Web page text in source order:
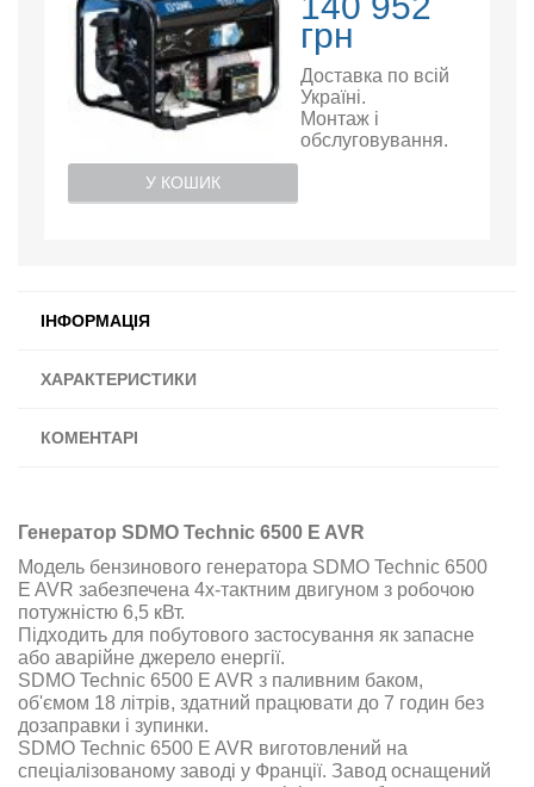
грн
Доставка по всій
Україні.
Монтаж і
обслуговування.
У КОШИК
ІНФОРМАЦІЯ
ХАРАКТЕРИСТИКИ
КОМЕНТАРІ
Генератор SDMO Technic 6500 E AVR
Модель бензинового генератора SDMO Technic 6500
E AVR забезпечена 4х-тактним двигуном з робочою
потужністю 6,5 кВт.
Підходить для побутового застосування як запасне
або аварійне джерело енергії.
SDMO Technic 6500 E AVR з паливним баком,
об'ємом 18 літрів, здатний працювати до 7 годин без
дозаправки і зупинки.
SDMO Technic 6500 E AVR виготовлений на
спеціалізованому заводі у Франції. Завод оснащений